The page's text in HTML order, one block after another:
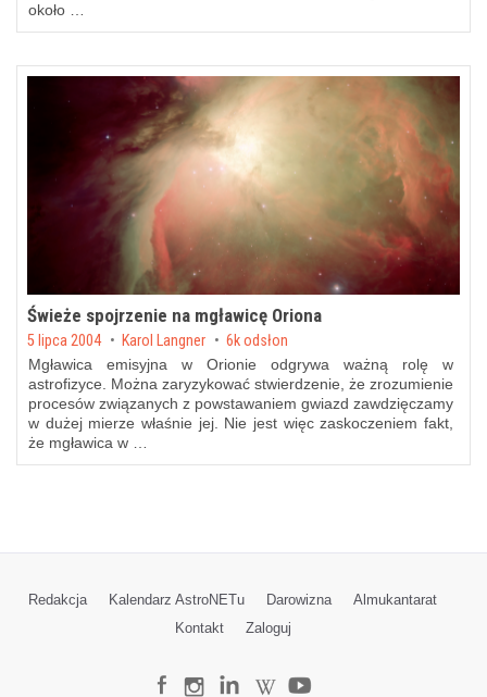
około …
Świeże spojrzenie na mgławicę Oriona
Posted on
5 lipca 2004 by Karol Langner 6k odsłon
Mgławica emisyjna w Orionie odgrywa ważną rolę w
astrofizyce. Można zaryzykować stwierdzenie, że zrozumienie
procesów związanych z powstawaniem gwiazd zawdzięczamy
w dużej mierze właśnie jej. Nie jest więc zaskoczeniem fakt,
że mgławica w …
Redakcja Kalendarz AstroNETu Darowizna
Almukantarat
Kontakt
Zaloguj